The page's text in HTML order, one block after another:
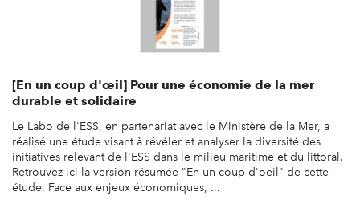
[En un coup d'œil] Pour une économie de la mer
durable et solidaire
Le Labo de l'ESS, en partenariat avec le Ministère de la Mer, a
réalisé une étude visant à révéler et analyser la diversité des
initiatives relevant de l'ESS dans le milieu maritime et du littoral.
Retrouvez ici la version résumée "En un coup d'oeil" de cette
étude. Face aux enjeux économiques, ...